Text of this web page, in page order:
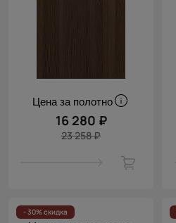
Цена за полотно
16 280 ₽
23 258 ₽
- 30% скидка